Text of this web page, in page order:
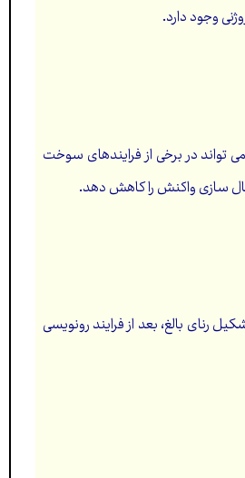
وجود دارد.
تواند در برخی از فرايندهای سوخت
سازی واكنش را كاهش دهد.
رنای بالغ، بعد از فرايند رونويسی